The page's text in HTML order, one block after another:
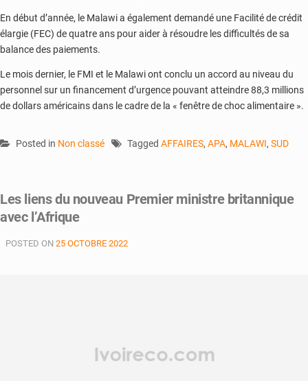
En début d’année, le Malawi a également demandé une Facilité de crédit
élargie (FEC) de quatre ans pour aider à résoudre les difficultés de sa
balance des paiements.
Le mois dernier, le FMI et le Malawi ont conclu un accord au niveau du
personnel sur un financement d’urgence pouvant atteindre 88,3 millions
de dollars américains dans le cadre de la « fenêtre de choc alimentaire ».
Posted in Non classé Tagged AFFAIRES, APA, MALAWI, SUD
Les liens du nouveau Premier ministre britannique
avec l’Afrique
POSTED ON 25 OCTOBRE 2022